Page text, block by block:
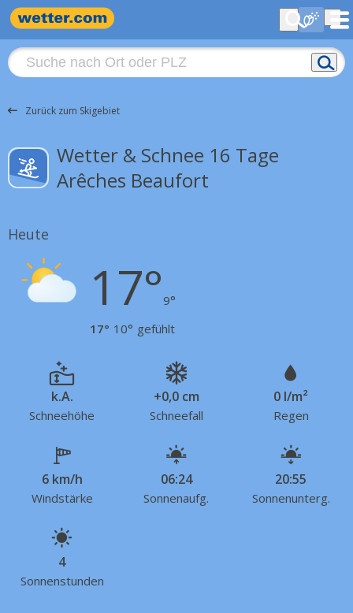
Zurück zum Skigebiet
Wetter & Schnee 16 Tage
Arêches Beaufort
Heute
17°9°
17° 10° gefühlt
k.A.
Schneehöhe
+0,0 cm
Schneefall
0 l/m²
Regen
6 km/h
Windstärke
06:24
Sonnenaufg.
20:55
Sonnenunterg.
4
Sonnenstunden